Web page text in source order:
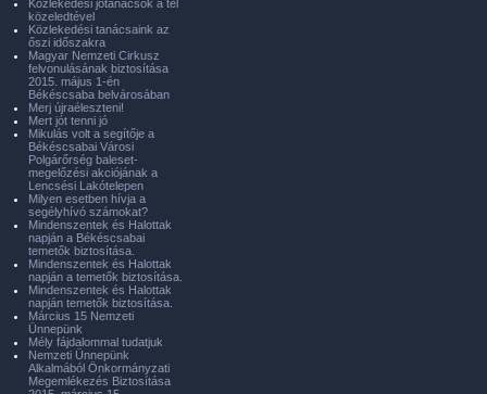
Közlekedési jótanácsok a tél
közeledtével
Közlekedési tanácsaink az
őszi időszakra
Magyar Nemzeti Cirkusz
felvonulásának biztosítása
2015. május 1-én
Békéscsaba belvárosában
Merj újraéleszteni!
Mert jót tenni jó
Mikulás volt a segítője a
Békéscsabai Városi
Polgárőrség baleset-
megelőzési akciójának a
Lencsési Lakótelepen
Milyen esetben hívja a
segélyhívó számokat?
Mindenszentek és Halottak
napján a Békéscsabai
temetők biztosítása.
Mindenszentek és Halottak
napján a temetők biztosítása.
Mindenszentek és Halottak
napján temetők biztosítása.
Március 15 Nemzeti
Ünnepünk
Mély fájdalommal tudatjuk
Nemzeti Ünnepünk
Alkalmából Önkormányzati
Megemlékezés Biztosítása